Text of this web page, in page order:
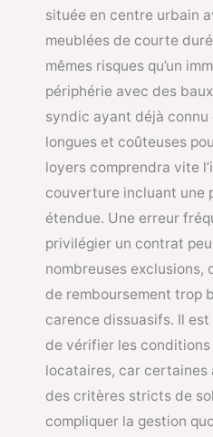
située en centre urbain
meublées de courte
mêmes risques qu’un
périphérie avec des
syndic ayant déjà
longues et coûteuses
loyers comprendra vite
couverture incluant une
étendue. Une erreur
privilégier un contrat
nombreuses exclusions,
de remboursement trop
carence dissuasifs. Il
de vérifier les conditions
locataires, car certaines
des critères stricts de
compliquer la gestion